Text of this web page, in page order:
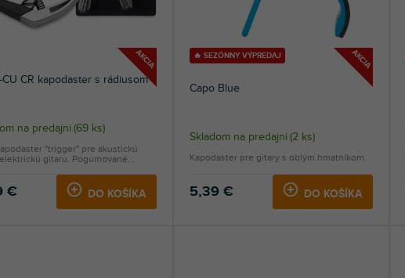
AKCIA
CU CR kapodaster s rádiusom
na predajni (69 ks)
€ DO KOŠÍKA
"trigger" pre akustickú
gitaru. Pogumované...
AKCIA
🔥 SEZÓNNY VÝPREDAJ
Capo Blue
Skladom na predajni (2 ks)
5,39 € DO KOŠÍKA
Kapodaster pre gitary s oblým hmatníkom.